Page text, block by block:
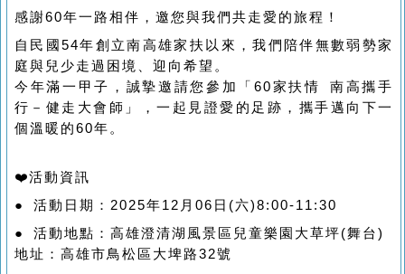
感謝60年一路相伴，邀您與我們共走愛的旅程！
自民國54年創立南高雄家扶以來，我們陪伴無數弱勢家
庭與兒少走過困境、迎向希望。
今年滿一甲子，誠摯邀請您參加「60家扶情 南高攜手
行－健走大會師」，一起見證愛的足跡，攜手邁向下一
個溫暖的60年。
❤️活動資訊
● 活動日期：2025年12月06日(六)8:00-11:30
● 活動地點：高雄澄清湖風景區兒童樂園大草坪(舞台)
地址：高雄市鳥松區大埤路32號